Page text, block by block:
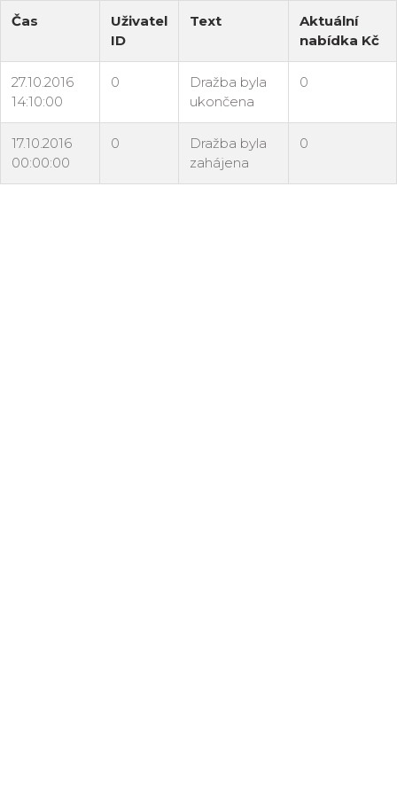
Čas
Uživatel
ID
Text
Aktuální
nabídka Kč
27.10.2016
14:10:00
0
Dražba byla
ukončena
0
17.10.2016
00:00:00
0
Dražba byla
zahájena
0